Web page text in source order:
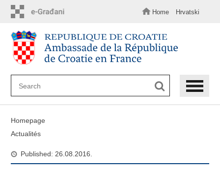
content
Home Hrvatski
Homepage
Actualités
Published: 26.08.2016.